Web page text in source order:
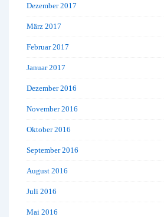
Dezember 2017
März 2017
Februar 2017
Januar 2017
Dezember 2016
November 2016
Oktober 2016
September 2016
August 2016
Juli 2016
Mai 2016